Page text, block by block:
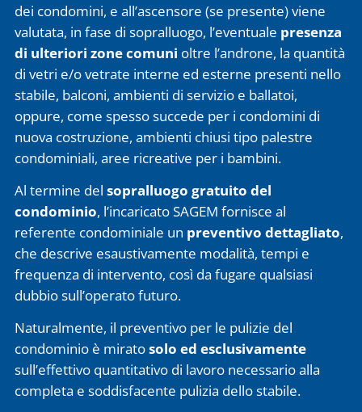
dei condomini, e all’ascensore (se presente) viene
valutata, in fase di sopralluogo, l’eventuale presenza
di ulteriori zone comuni oltre l’androne, la quantità
di vetri e/o vetrate interne ed esterne presenti nello
stabile, balconi, ambienti di servizio e ballatoi,
oppure, come spesso succede per i condomini di
nuova costruzione, ambienti chiusi tipo palestre
condominiali, aree ricreative per i bambini.
Al termine del sopralluogo gratuito del
condominio, l’incaricato SAGEM fornisce al
referente condominiale un preventivo dettagliato,
che descrive esaustivamente modalità, tempi e
frequenza di intervento, così da fugare qualsiasi
dubbio sull’operato futuro.
Naturalmente, il preventivo per le pulizie del
condominio è miratosolo ed esclusivamente
sull’effettivo quantitativo di lavoro necessario alla
completa e soddisfacente pulizia dello stabile.